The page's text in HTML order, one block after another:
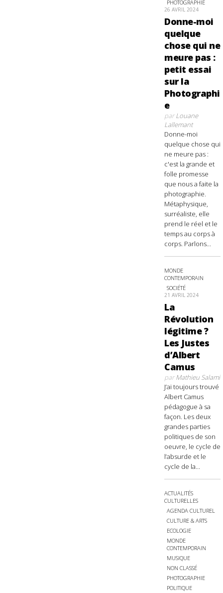
PHOTOGRAPHIE
26 AVRIL 2024
Donne-moi
quelque
chose qui ne
meure pas :
petit essai
sur la
Photographi
e
parLouane
Lallemant
Donne-moi
quelque chose qui
ne meure pas :
c'est la grande et
folle promesse
que nous a faite la
photographie.
Métaphysique,
surréaliste, elle
prend le réel et le
temps au corps à
corps. Parlons...
MONDE
CONTEMPORAIN
SOCIÉTÉ
21 AVRIL 2024
La
Révolution
légitime ?
Les Justes
d’Albert
Camus
parMathieu Salami
J’ai toujours trouvé
Albert Camus
pédagogue à sa
façon. Les deux
grandes parties
politiques de son
oeuvre, le cycle de
l’absurde et le
cycle de la...
ACTUALITÉS
CULTURELLES
AGENDA CULTUREL
CULTURE & ARTS
ECOLOGIE
MONDE
CONTEMPORAIN
MUSIQUE
NON CLASSÉ
PHOTOGRAPHIE
POLITIQUE